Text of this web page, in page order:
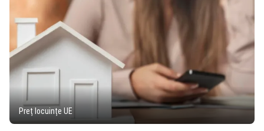
Preț locuințe UE